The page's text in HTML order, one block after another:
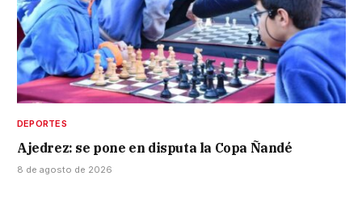
DEPORTES
Ajedrez: se pone en disputa la Copa Ñandé
8 de agosto de 2026